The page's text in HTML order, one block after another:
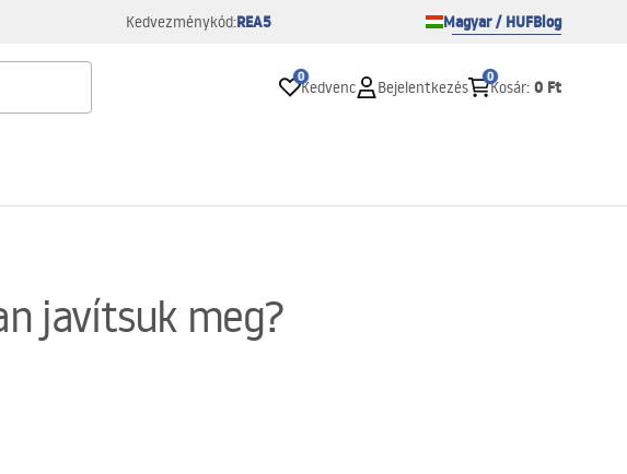
Kedvezménykód:REA5 Magyar / HUFBlog
0
Kedvenc Bejelentkezés
0
Kosár: 0 Ft
javítsuk meg?